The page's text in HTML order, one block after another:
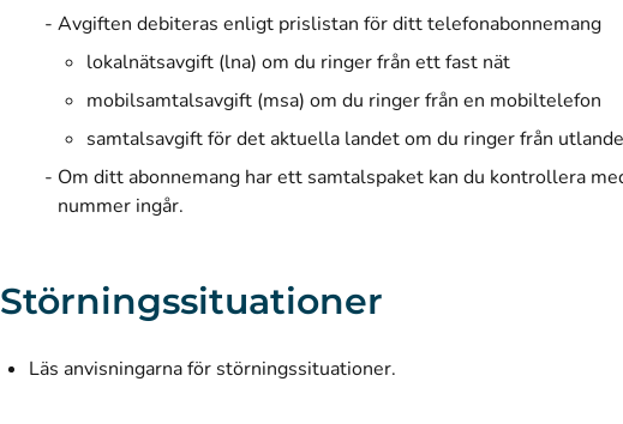
Avgiften debiteras enligt prislistan för ditt telefonabonnemang
lokalnätsavgift (lna) om du ringer från ett fast nät
mobilsamtalsavgift (msa) om du ringer från en mobiltelefon
samtalsavgift för det aktuella landet om du ringer från
Om ditt abonnemang har ett samtalspaket kan du kontrollera
nummer ingår.
Störningssituationer
Läs anvisningarna för störningssituationer.